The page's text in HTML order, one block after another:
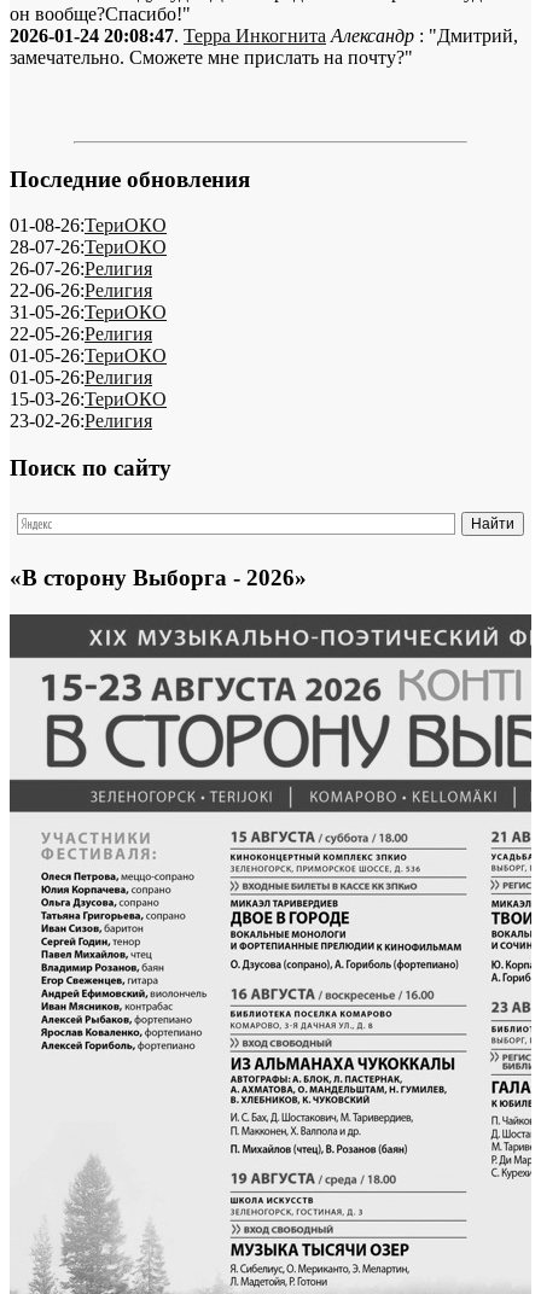
он вообще?Спасибо!"
2026-01-24 20:08:47. Терра Инкогнита Александр : "Дмитрий,
замечательно. Сможете мне прислать на почту?"
Последние обновления
01-08-26:ТериОКО
28-07-26:ТериОКО
26-07-26:Религия
22-06-26:Религия
31-05-26:ТериОКО
22-05-26:Религия
01-05-26:ТериОКО
01-05-26:Религия
15-03-26:ТериОКО
23-02-26:Религия
Поиск по сайту
«В сторону Выборга - 2026»